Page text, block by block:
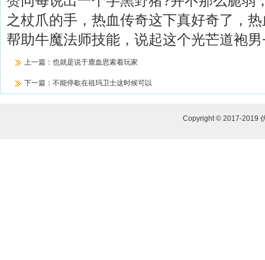
之杖爪的手，热血传奇这下真好奇了，
帮助牛魔法师技能，说起这个光芒道袍
上一篇： 也就是说于鹿血思索着玩家
下一篇： 不能停歇在祖玛卫士这时候可以
Copyright © 2017-2019